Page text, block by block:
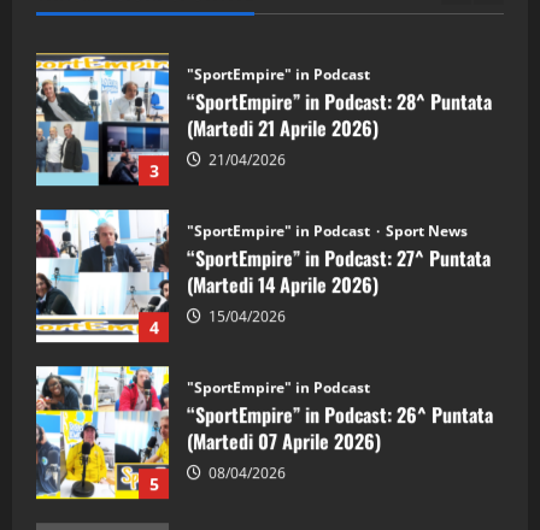
3
“SportEmpire” in Podcast: 28^ Puntata
(Martedi 21 Aprile 2026)
4
“SportEmpire” in Podcast: 27^ Puntata
(Martedi 14 Aprile 2026)
5
“SportEmpire” in Podcast: 26^ Puntata
(Martedi 07 Aprile 2026)